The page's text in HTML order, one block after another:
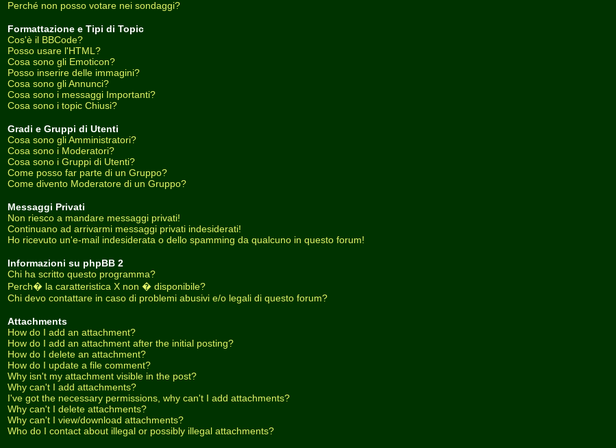
Perché non posso votare nei sondaggi?
Formattazione e Tipi di Topic
Cos'è il BBCode?
Posso usare l'HTML?
Cosa sono gli Emoticon?
Posso inserire delle immagini?
Cosa sono gli Annunci?
Cosa sono i messaggi Importanti?
Cosa sono i topic Chiusi?
Gradi e Gruppi di Utenti
Cosa sono gli Amministratori?
Cosa sono i Moderatori?
Cosa sono i Gruppi di Utenti?
Come posso far parte di un Gruppo?
Come divento Moderatore di un Gruppo?
Messaggi Privati
Non riesco a mandare messaggi privati!
Continuano ad arrivarmi messaggi privati indesiderati!
Ho ricevuto un'e-mail indesiderata o dello spamming da qualcuno in questo forum!
Informazioni su phpBB 2
Chi ha scritto questo programma?
Perch� la caratteristica X non � disponibile?
Chi devo contattare in caso di problemi abusivi e/o legali di questo forum?
Attachments
How do I add an attachment?
How do I add an attachment after the initial posting?
How do I delete an attachment?
How do I update a file comment?
Why isn't my attachment visible in the post?
Why can't I add attachments?
I've got the necessary permissions, why can't I add attachments?
Why can't I delete attachments?
Why can't I view/download attachments?
Who do I contact about illegal or possibly illegal attachments?